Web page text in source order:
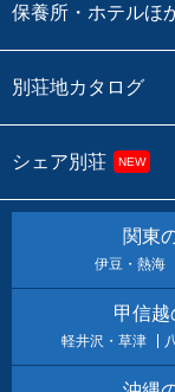
保養所・ホテルほ
別荘地カタログ
シェア別荘 NEW
関東
伊豆・熱海
甲信
軽井沢・草津